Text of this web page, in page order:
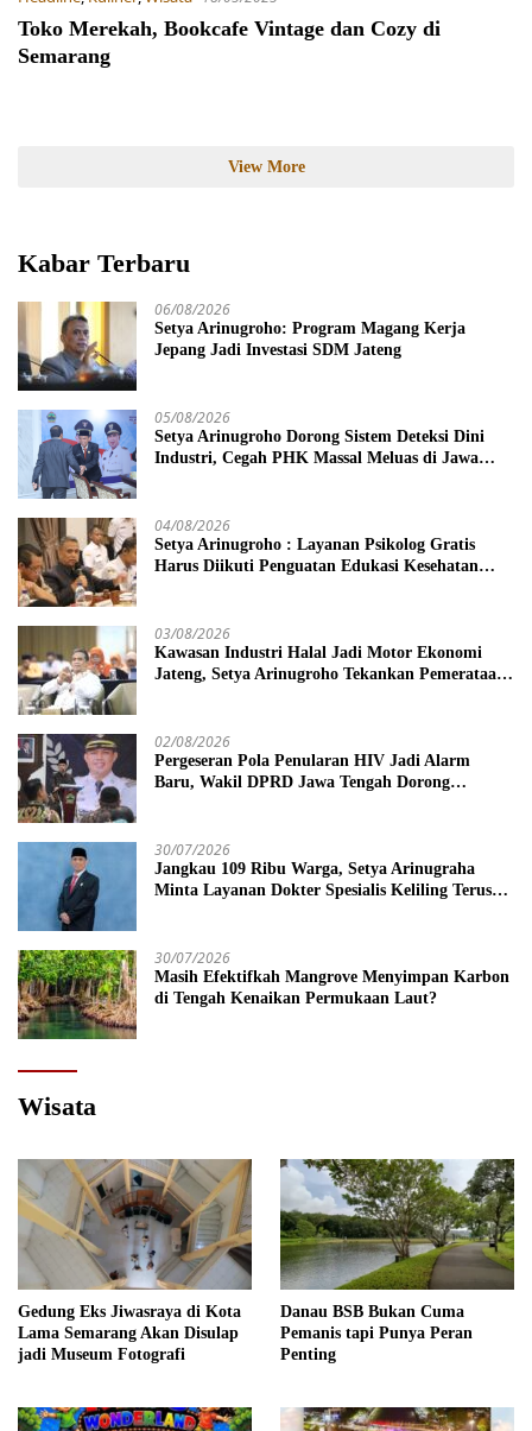
Toko Merekah, Bookcafe Vintage dan Cozy di
Semarang
View More
Kabar Terbaru
06/08/2026
Setya Arinugroho: Program Magang Kerja
Jepang Jadi Investasi SDM Jateng
05/08/2026
Setya Arinugroho Dorong Sistem Deteksi Dini
Industri, Cegah PHK Massal Meluas di Jawa
04/08/2026
Setya Arinugroho : Layanan Psikolog Gratis
Harus Diikuti Penguatan Edukasi Kesehatan
03/08/2026
Kawasan Industri Halal Jadi Motor Ekonomi
Jateng, Setya Arinugroho Tekankan Pemerataan
02/08/2026
Pergeseran Pola Penularan HIV Jadi Alarm
Baru, Wakil DPRD Jawa Tengah Dorong
30/07/2026
Jangkau 109 Ribu Warga, Setya Arinugraha
Minta Layanan Dokter Spesialis Keliling Terus
30/07/2026
Masih Efektifkah Mangrove Menyimpan Karbon
di Tengah Kenaikan Permukaan Laut?
Wisata
Gedung Eks Jiwasraya di Kota
Lama Semarang Akan Disulap
jadi Museum Fotografi
Danau BSB Bukan Cuma
Pemanis tapi Punya Peran
Penting